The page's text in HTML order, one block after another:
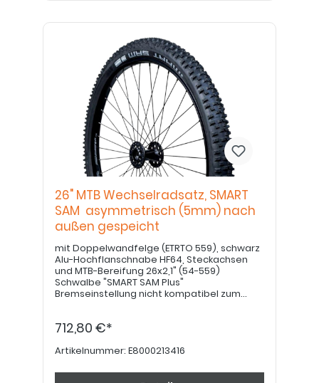
26" MTB Wechselradsatz, SMART
SAM asymmetrisch (5mm) nach
außen gespeicht
mit Doppelwandfelge (ETRTO 559), schwarz
Alu-Hochflanschnabe HF64, Steckachsen
und MTB-Bereifung 26x2,1" (54-559)
Schwalbe "SMART SAM Plus"
Bremseinstellung nicht kompatibel zum
mit Trommelbremse bitte Art.Nr.
E8000213426 verwenden!
712,80 €*
Artikelnummer: E8000213416